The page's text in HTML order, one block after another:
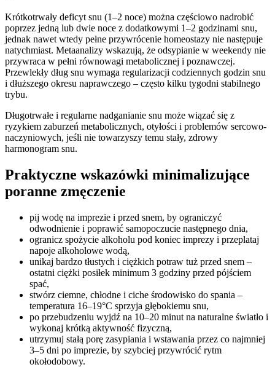
Krótkotrwały deficyt snu (1–2 noce) można częściowo nadrobić
poprzez jedną lub dwie noce z dodatkowymi 1–2 godzinami snu,
jednak nawet wtedy pełne przywrócenie homeostazy nie następuje
natychmiast. Metaanalizy wskazują, że odsypianie w weekendy nie
przywraca w pełni równowagi metabolicznej i poznawczej.
Przewlekły dług snu wymaga regularizacji codziennych godzin snu
i dłuższego okresu naprawczego – często kilku tygodni stabilnego
trybu.
Długotrwałe i regularne nadganianie snu może wiązać się z
ryzykiem zaburzeń metabolicznych, otyłości i problemów sercowo-
naczyniowych, jeśli nie towarzyszy temu stały, zdrowy
harmonogram snu.
Praktyczne wskazówki minimalizujące
poranne zmęczenie
pij wodę na imprezie i przed snem, by ograniczyć
odwodnienie i poprawić samopoczucie następnego dnia,
ogranicz spożycie alkoholu pod koniec imprezy i przeplataj
napoje alkoholowe wodą,
unikaj bardzo tłustych i ciężkich potraw tuż przed snem –
ostatni ciężki posiłek minimum 3 godziny przed pójściem
spać,
stwórz ciemne, chłodne i ciche środowisko do spania –
temperatura 16–19°C sprzyja głębokiemu snu,
po przebudzeniu wyjdź na 10–20 minut na naturalne światło i
wykonaj krótką aktywność fizyczną,
utrzymuj stałą porę zasypiania i wstawania przez co najmniej
3–5 dni po imprezie, by szybciej przywrócić rytm
okołodobowy.